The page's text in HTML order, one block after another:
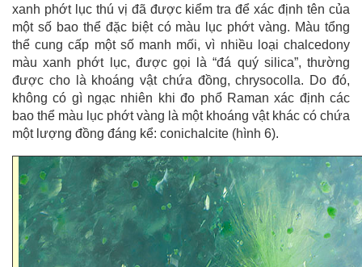
xanh phớt lục thú vị đã được kiểm tra để xác định tên của
một số bao thể đặc biệt có màu lục phớt vàng. Màu tổng
thể cung cấp một số manh mối, vì nhiều loại chalcedony
màu xanh phớt lục, được gọi là “đá quý silica”, thường
được cho là khoáng vật chứa đồng, chrysocolla. Do đó,
không có gì ngạc nhiên khi đo phổ Raman xác định các
bao thể màu lục phớt vàng là một khoáng vật khác có chứa
một lượng đồng đáng kể: conichalcite (hình 6).